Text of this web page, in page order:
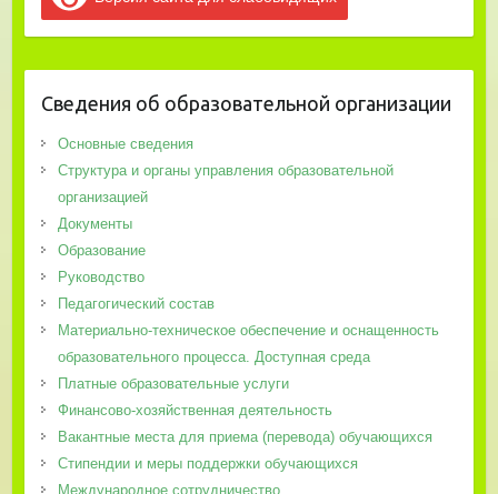
Сведения об образовательной организации
Основные сведения
Структура и органы управления образовательной
организацией
Документы
Образование
Руководство
Педагогический состав
Материально-техническое обеспечение и оснащенность
образовательного процесса. Доступная среда
Платные образовательные услуги
Финансово-хозяйственная деятельность
Вакантные места для приема (перевода) обучающихся
Стипендии и меры поддержки обучающихся
Международное сотрудничество